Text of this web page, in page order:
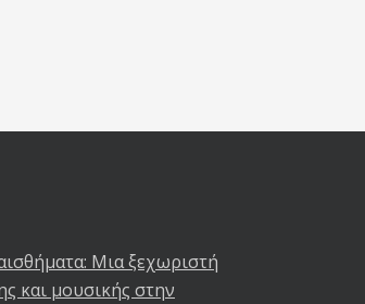
Μια ξεχωριστή
και μουσικής στην